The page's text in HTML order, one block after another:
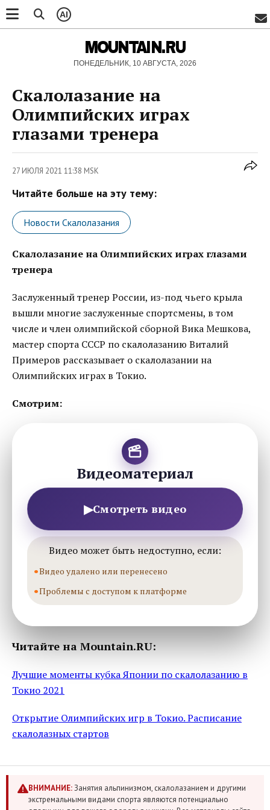
AI
MOUNTAIN.RU
ПОНЕДЕЛЬНИК, 10 АВГУСТА, 2026
Скалолазание на
Олимпийских играх
глазами тренера
27 ИЮЛЯ 2021 11:38 MSK
Читайте больше на эту тему:
Новости Скалолазания
Скалолазание на Олимпийских играх глазами
тренера
Заслуженный тренер России, из-под чьего крыла
вышли многие заслуженные спортсмены, в том
числе и член олимпийской сборной Вика Мешкова,
мастер спорта СССР по скалолазанию Виталий
Примеров рассказывает о скалолазании на
Олимпийских играх в Токио.
Смотрим:
Видеоматериал
▶Смотреть видео
Видео может быть недоступно, если:
Видео удалено или перенесено
Проблемы с доступом к платформе
Читайте на Mountain.RU:
Лучшие моменты кубка Японии по скалолазанию в
Токио 2021
Открытие Олимпийских игр в Токио. Расписание
скалолазных стартов
ВНИМАНИЕ:Занятия альпинизмом, скалолазанием и другими
экстремальными видами спорта являются потенциально